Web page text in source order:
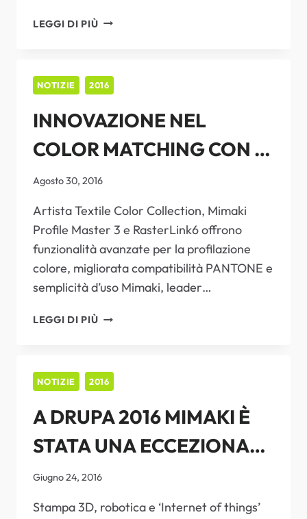
LEGGI DI PIÙMIMAKI
PARIS
STAMPANTI
INKJET
CON
UV
ULTIMA
GENERAZIONE
NOTIZIE 2016
INNOVAZIONE NEL
COLOR MATCHING CON I
NUOVI SOFTWARE
MIMAKI FACILI DA USARE
Agosto 30, 2016
Artista Textile Color Collection, Mimaki
Profile Master 3 e RasterLink6 offrono
funzionalità avanzate per la profilazione
colore, migliorata compatibilità PANTONE e
semplicità d’uso Mimaki, leader…
LEGGI DI PIÙINNOVAZIONE
CON
NUOVI
SOFTWARE
MIMAKI
DA
NOTIZIE 2016
A DRUPA 2016 MIMAKI È
STATA UNA ECCEZIONALE
FONTE DI ISPIRAZIONE
GRAZIE A NUOVI
Giugno 24, 2016
Stampa 3D, robotica e ‘Internet of things’